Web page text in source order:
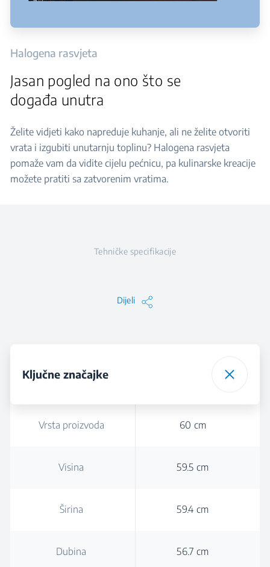
Halogena rasvjeta
Jasan pogled na ono što se
događa unutra
Želite vidjeti kako napreduje kuhanje, ali ne želite otvoriti
vrata i izgubiti unutarnju toplinu? Halogena rasvjeta
pomaže vam da vidite cijelu pećnicu, pa kulinarske kreacije
možete pratiti sa zatvorenim vratima.
Tehničke specifikacije
Dijeli
Ključne značajke
Vrsta proizvoda 60 cm
Visina 59.5 cm
Širina 59.4 cm
Dubina 56.7 cm